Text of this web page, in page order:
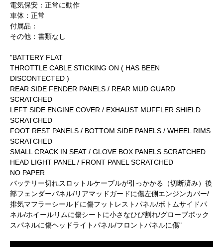
電気保安：正常に動作
車体：正常
付属品：
その他：書類なし
"BATTERY FLAT
THROTTLE CABLE STICKING ON ( HAS BEEN
DISCONTECTED )
REAR SIDE FENDER PANELS / REAR MUD GUARD
SCRATCHED
LEFT SIDE ENGINE COVER / EXHAUST MUFFLER SHIELD
SCRATCHED
FOOT REST PANELS / BOTTOM SIDE PANELS / WHEEL RIMS
SCRATCHED
SMALL CRACK IN SEAT / GLOVE BOX PANELS SCRATCHED
HEAD LIGHT PANEL / FRONT PANEL SCRATCHED
NO PAPER
バッテリー切れスロットルケーブルが引っかかる（切断済み）後
部フェンダーパネル/リアマッドガードに傷左側エンジンカバー/
排気マフラーシールドに傷フットレストパネル/ボトムサイドパ
ネル/ホイールリムに傷シートに小さなひび割れ/グローブボック
スパネルに傷ヘッドライトパネル/フロントパネルに傷"